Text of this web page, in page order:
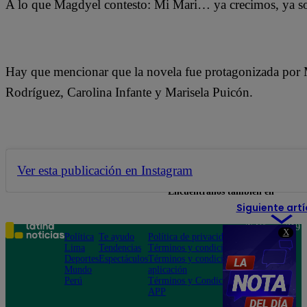
X
A lo que Magdyel contesto: Mi Mari… ya crecimos, ya
Hay que mencionar que la novela fue protagonizada
Rodríguez, Carolina Infante y Marisela Puicón.
Ver esta publicación en Instagram
Siguiente
Encuéntranos también en
Política
Lima
Deportes
Mundo
Perú
Te ayudo
Tendencias
Espectáculos
Política de privacidad
Términos y condiciones
Términos y condiciones
aplicación
Términos y Condiciones
APP
Teléfono: 219
Av. San
Felipe 968
Jesús María